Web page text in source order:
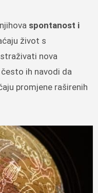
spontanost i
život s
​​nova
ih navodi da
promjene raširenih